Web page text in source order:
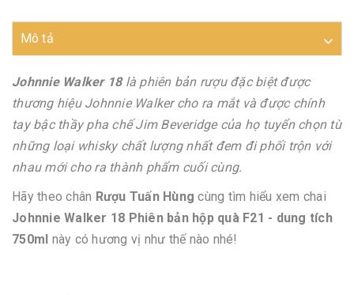
Mô tả
Johnnie Walker 18 là phiên bản rượu đặc biệt được
thương hiệu Johnnie Walker cho ra mắt và được chính
tay bậc thầy pha chế Jim Beveridge của họ tuyển chọn từ
những loại whisky chất lượng nhất đem đi phối trộn với
nhau mới cho ra thành phẩm cuối cùng.
Hãy theo chân Rượu Tuấn Hùngcùng tìm hiểu xem chai
Johnnie Walker 18 Phiên bản hộp quà F21 - dung tích
750ml này có hương vị như thế nào nhé!